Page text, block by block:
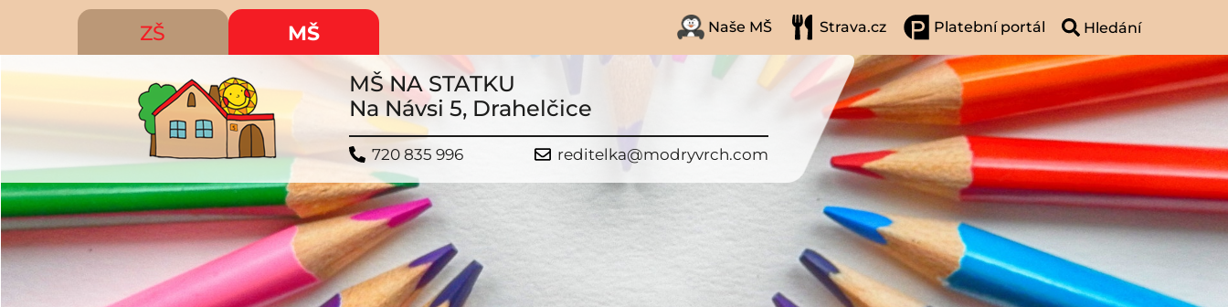
ZŠ MŠ Naše MŠ Strava.cz Platební portál
MŠ NA STATKU
Na Návsi 5, Drahelčice
720 835 996 reditelka@modryvrch.com